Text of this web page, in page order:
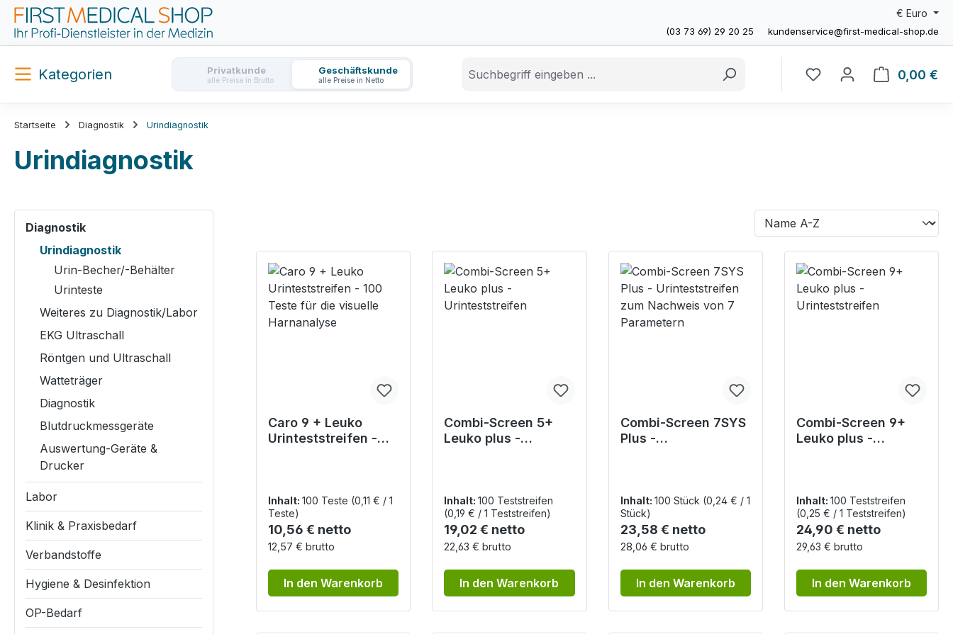
Hauptinhalt springen
Zur Suche springen
Zur Hauptnavigation springen
(03 73 69) 29 20 25 kundenservice@first-medical-shop.de
€ Euro
Kategorien Privatkunde
alle Preise in Brutto
Geschäftskunde
alle Preise in Netto 0,00 €
Startseite Diagnostik Urindiagnostik
Urindiagnostik
Diagnostik
Urindiagnostik
Urin-Becher/-Behälter
Urinteste
Weiteres zu Diagnostik/Labor
EKG Ultraschall
Röntgen und Ultraschall
Watteträger
Diagnostik
Blutdruckmessgeräte
Auswertung-Geräte &
Drucker
Labor
Klinik & Praxisbedarf
Verbandstoffe
Hygiene & Desinfektion
OP-Bedarf
Caro 9 + Leuko
Urinteststreifen -
Inhalt: 100 Teste (0,11 € / 1
Teste)
Regulärer Preis:
10,56 € netto
12,57 € brutto
In den Warenkorb
Combi-Screen 5+
Leuko plus -
Inhalt:100 Teststreifen
(0,19 € / 1 Teststreifen)
Regulärer Preis:
19,02 € netto
22,63 € brutto
In den Warenkorb
Combi-Screen 7SYS
Plus -
Inhalt: 100 Stück (0,24 € / 1
Stück)
Regulärer Preis:
23,58 € netto
28,06 € brutto
In den Warenkorb
Combi-Screen 9+
Leuko plus -
Inhalt: 100 Teststreifen
(0,25 € / 1 Teststreifen)
Regulärer Preis:
24,90 € netto
29,63 € brutto
In den Warenkorb